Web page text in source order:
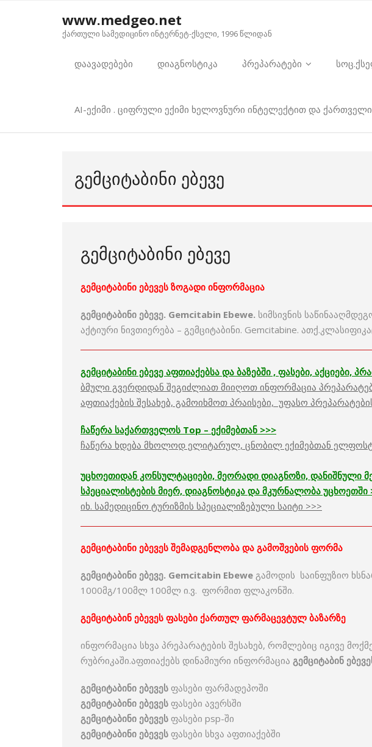
www.medgeo.net
ქართული სამედიცინო ინტერნეტ-ქსელი, 1996 წლიდან
დაავადებები დიაგნოსტიკა პრეპარატები
AI-ექიმი . ციფრული ექიმი ხელოვნური ინტელექტით და
ᲒᲔᲛᲪᲘᲢᲐᲑᲘᲜᲘ ᲔᲑᲔᲕᲔ
გემციტაბინი ებევე
გემციტაბინი ებევეს ზოგადი ინფორმაცია
გემციტაბინი ებევე. Gemcitabin Ebewe. სიმსივნის
აქტიური ნივთიერება – გემციტაბინი. Gemcitabine.
გემციტაბინი ებევე აფთიაქებსა და ბაზებში , ფასები, აქციები,
ბმული გვერდიდან შეგიძლიათ მიიღოთ ინფორმაცია
აფთიაქების შესახებ, გამოიხმოთ პრაისები, უფასო
ჩაწერა საქართველოს Top – ექიმებთან >>>
ჩაწერა ხდება მხოლოდ ელიტარულ, ცნობილ ექიმებთან
უცხოეთიდან კონსულტაციები, მეორადი დიაგნოზი, დანიშნული
სპეციალისტების მიერ, დიაგნოსტიკა და მკურნალობა უცხოეთში
იხ. სამედიცინო ტურიზმის სპეციალიზებული საიტი >>>
გემციტაბინი ებევეს შემადგენლობა და გამოშვების ფორმა
გემციტაბინი ებევე. Gemcitabin Ebewe გამოდის საინფუზიო
1000მგ/100მლ 100მლ ი.ვ. ფორმით ფლაკონში.
გემციტაბინ ებევეს ფასები ქართულ ფარმაცევტულ ბაზარზე
ინფორმაცია სხვა პრეპარატების შესახებ, რომლებიც იგივე
რუბრიკაში.აფთიაქებს დინამიური ინფორმაცია გემციტაბინ
გემციტაბინი ებევეს ფასები ფარმადეპოში
გემციტაბინი ებევეს ფასები ავერსში
გემციტაბინი ებევეს ფასები psp-ში
გემციტაბინი ებევეს ფასები სხვა აფთიაქებში